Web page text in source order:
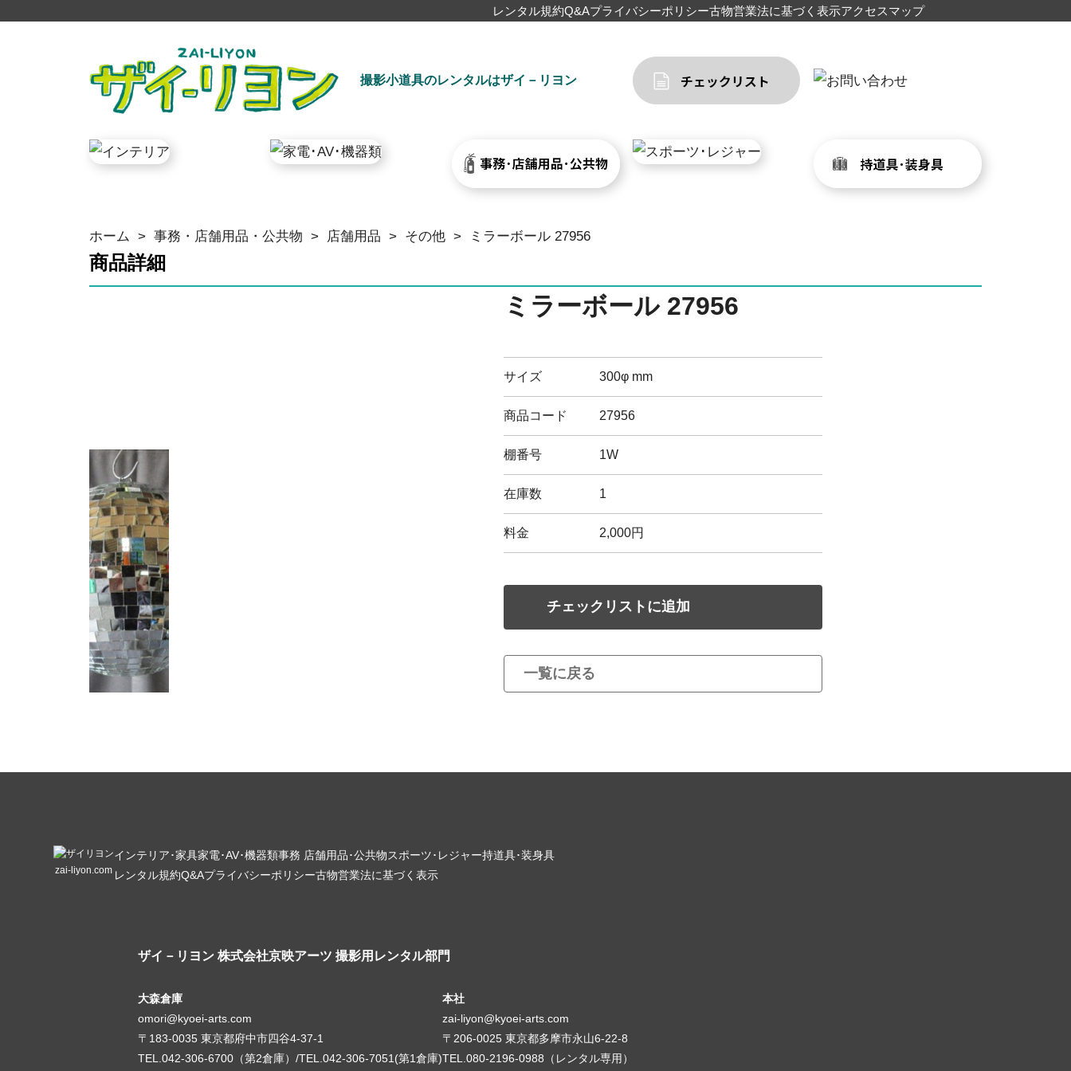
レンタル規約Q&Aプライバシーポリシー古物営業法に基づく表示アクセスマップ
撮影小道具のレンタルはザイ－リヨン
ホーム > 事務・店舗用品・公共物 > 店舗用品 > その他 > ミラーボール 27956
商品詳細
ミラーボール 27956
サイズ 300φ mm
商品コード 27956
棚番号 1W
在庫数 1
料金 2,000円
チェックリストに追加
一覧に戻る
zai-liyon.com
インテリア･家具家電･AV･機器類事務 店舗用品･公共物スポーツ･レジャー持道具･装身具
レンタル規約Q&Aプライバシーポリシー古物営業法に基づく表示
ザイ－リヨン 株式会社京映アーツ 撮影用レンタル部門
大森倉庫
omori@kyoei-arts.com
〒183-0035 東京都府中市四谷4-37-1
TEL.042-306-6700（第2倉庫）/TEL.042-306-7051(第1倉庫)
本社
zai-liyon@kyoei-arts.com
〒206-0025 東京都多摩市永山6-22-8
TEL.080-2196-0988（レンタル専用）